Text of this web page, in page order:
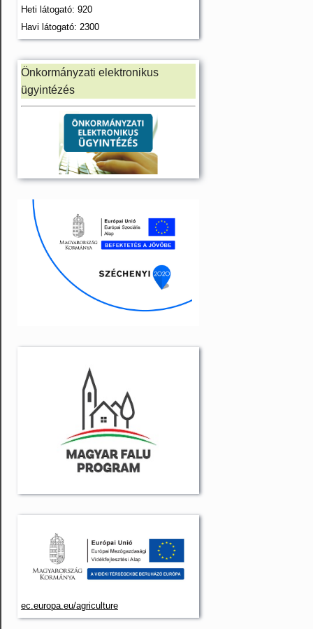
Heti látogató: 920
Havi látogató: 2300
Önkormányzati elektronikus
ügyintézés
ec.europa.eu/agriculture